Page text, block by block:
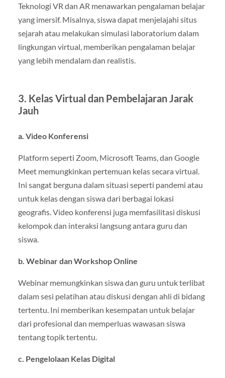
Teknologi VR dan AR menawarkan pengalaman belajar
yang imersif. Misalnya, siswa dapat menjelajahi situs
sejarah atau melakukan simulasi laboratorium dalam
lingkungan virtual, memberikan pengalaman belajar
yang lebih mendalam dan realistis.
3. Kelas Virtual dan Pembelajaran Jarak
Jauh
a. Video Konferensi
Platform seperti Zoom, Microsoft Teams, dan Google
Meet memungkinkan pertemuan kelas secara virtual.
Ini sangat berguna dalam situasi seperti pandemi atau
untuk kelas dengan siswa dari berbagai lokasi
geografis. Video konferensi juga memfasilitasi diskusi
kelompok dan interaksi langsung antara guru dan
siswa.
b. Webinar dan Workshop Online
Webinar memungkinkan siswa dan guru untuk terlibat
dalam sesi pelatihan atau diskusi dengan ahli di bidang
tertentu. Ini memberikan kesempatan untuk belajar
dari profesional dan memperluas wawasan siswa
tentang topik tertentu.
c. Pengelolaan Kelas Digital